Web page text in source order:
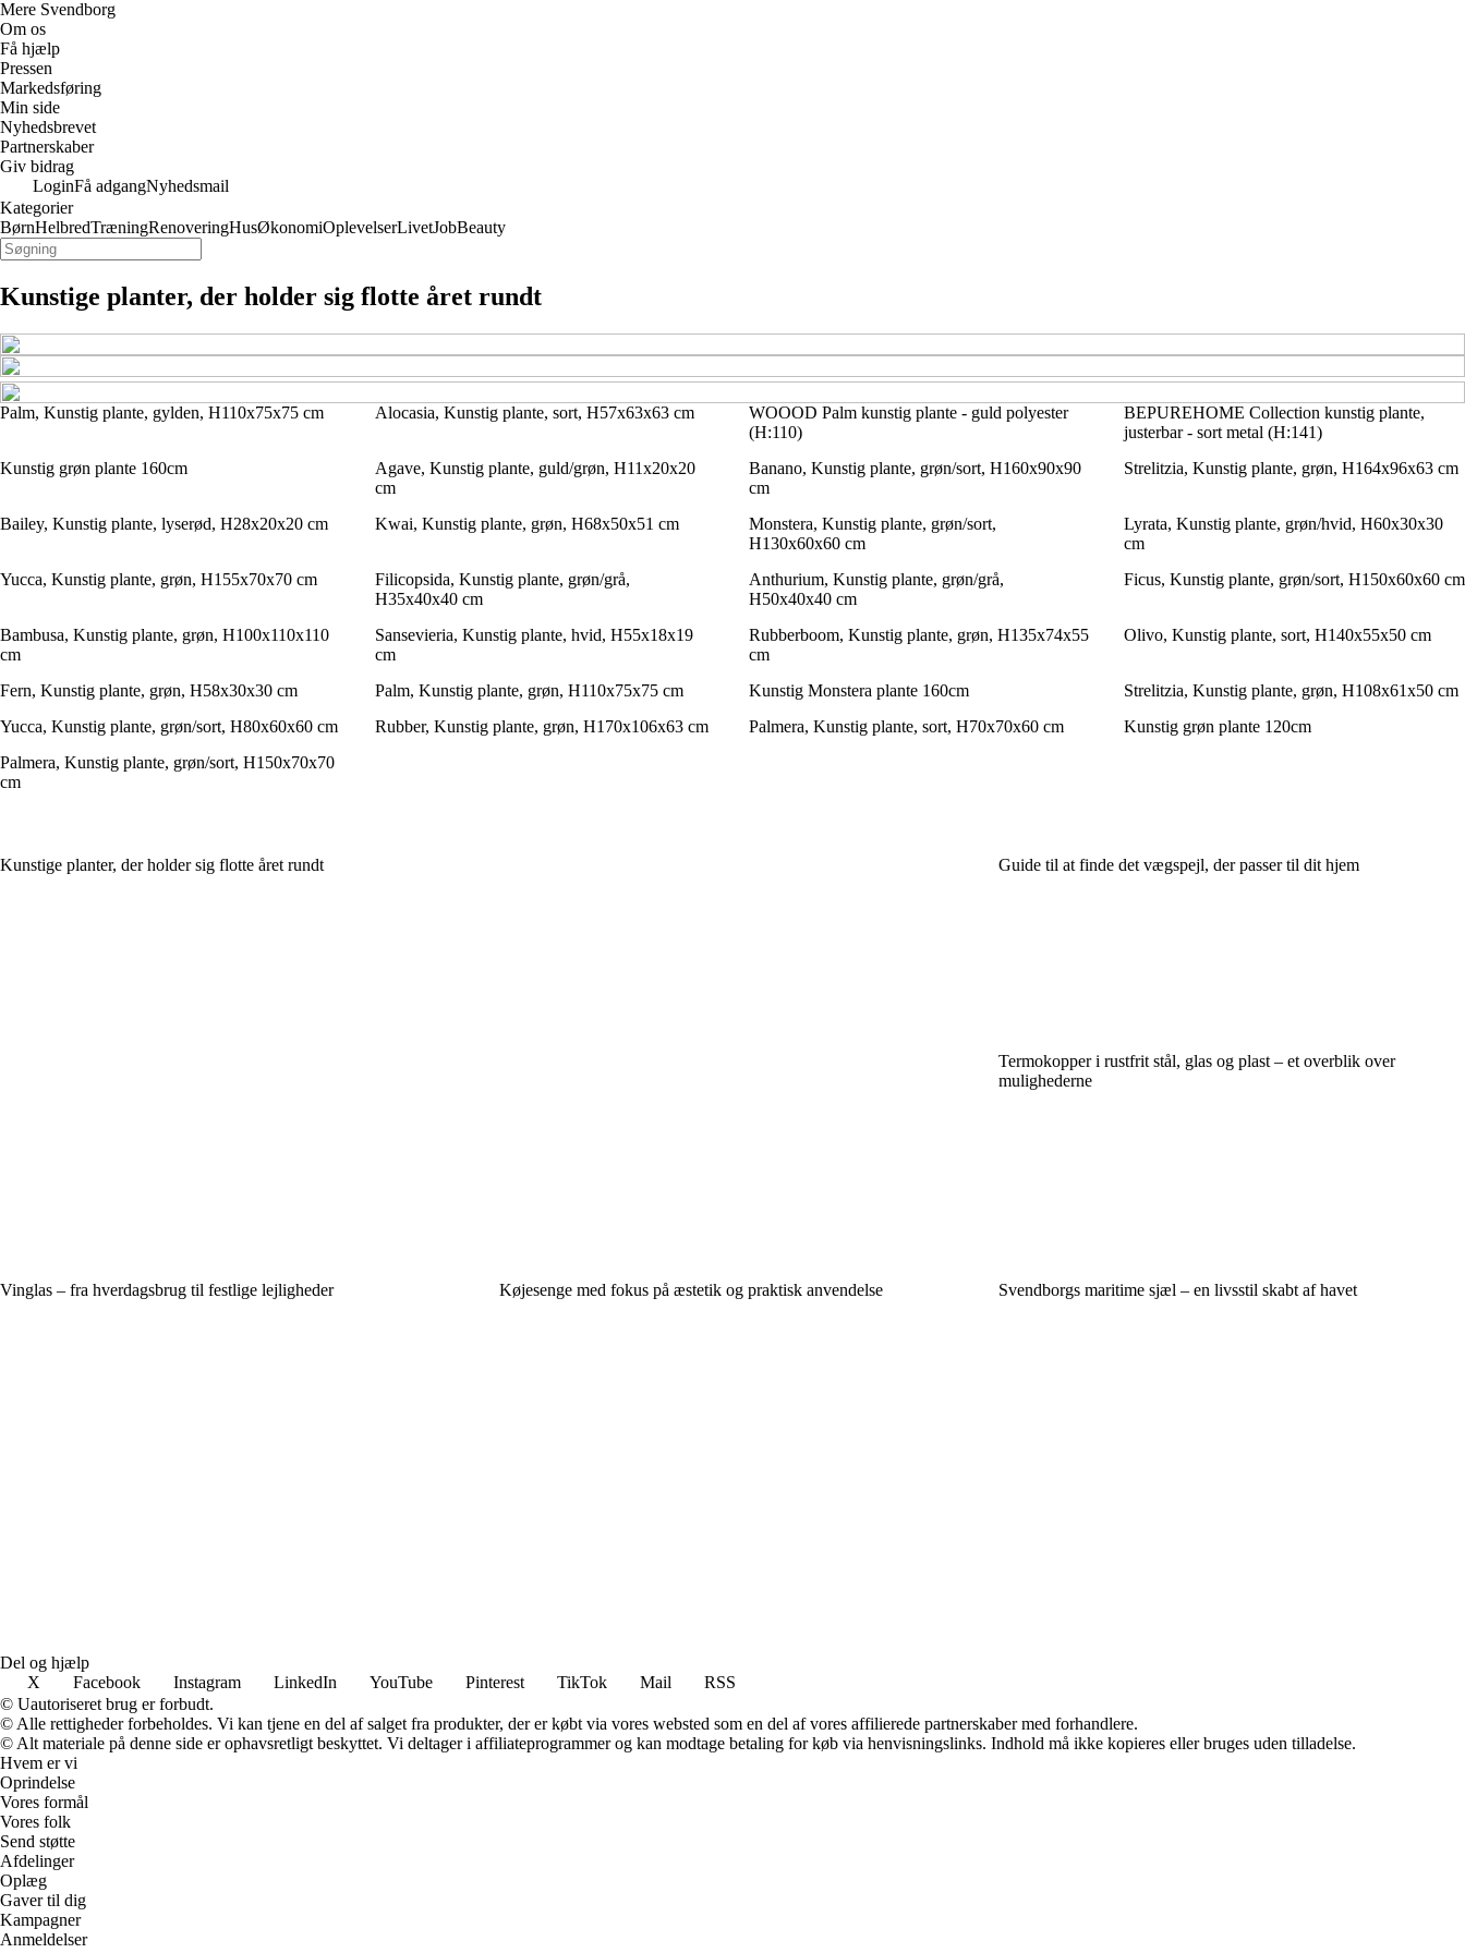
Mere Svendborg
Om os
Få hjælp
Pressen
Markedsføring
Min side
Nyhedsbrevet
Partnerskaber
Giv bidrag
LoginFå adgangNyhedsmail
Kategorier
BørnHelbredTræningRenoveringHusØkonomiOplevelserLivetJobBeauty
Kunstige planter, der holder sig flotte året rundt
Palm, Kunstig plante, gylden, H110x75x75 cm Alocasia, Kunstig plante, sort, H57x63x63 cm
WOOOD Palm kunstig plante - guld polyester
(H:110)
BEPUREHOME Collection kunstig plante,
justerbar - sort metal (H:141)
Kunstig grøn plante 160cm
Agave, Kunstig plante, guld/grøn, H11x20x20
cm
Banano, Kunstig plante, grøn/sort, H160x90x90
cm
Strelitzia, Kunstig plante, grøn, H164x96x63 cm
Bailey, Kunstig plante, lyserød, H28x20x20 cm Kwai, Kunstig plante, grøn, H68x50x51 cm
Monstera, Kunstig plante, grøn/sort,
H130x60x60 cm
Lyrata, Kunstig plante, grøn/hvid, H60x30x30
cm
Yucca, Kunstig plante, grøn, H155x70x70 cm
Filicopsida, Kunstig plante, grøn/grå,
H35x40x40 cm
Anthurium, Kunstig plante, grøn/grå,
H50x40x40 cm
Ficus, Kunstig plante, grøn/sort, H150x60x60 cm
Bambusa, Kunstig plante, grøn, H100x110x110
cm
Sansevieria, Kunstig plante, hvid, H55x18x19
cm
Rubberboom, Kunstig plante, grøn, H135x74x55
cm
Olivo, Kunstig plante, sort, H140x55x50 cm
Fern, Kunstig plante, grøn, H58x30x30 cm Palm, Kunstig plante, grøn, H110x75x75 cm Kunstig Monstera plante 160cm
Strelitzia, Kunstig plante, grøn, H108x61x50 cm
Yucca, Kunstig plante, grøn/sort, H80x60x60 cm
Rubber, Kunstig plante, grøn, H170x106x63 cm Palmera, Kunstig plante, sort, H70x70x60 cm
Kunstig grøn plante 120cm
Palmera, Kunstig plante, grøn/sort, H150x70x70
cm
Kunstige planter, der holder sig flotte året rundt Guide til at finde det vægspejl, der passer til dit hjem
Termokopper i rustfrit stål, glas og plast – et overblik over
mulighederne
Vinglas – fra hverdagsbrug til festlige lejligheder Køjesenge med fokus på æstetik og praktisk anvendelse Svendborgs maritime sjæl – en livsstil skabt af havet
Del og hjælp
X
Facebook Instagram LinkedIn YouTube Pinterest TikTok Mail
RSS
© Uautoriseret brug er forbudt.
© Alle rettigheder forbeholdes. Vi kan tjene en del af salget fra produkter, der er købt via vores websted som en del af vores affilierede partnerskaber med forhandlere.
© Alt materiale på denne side er ophavsretligt beskyttet. Vi deltager i affiliateprogrammer og kan modtage betaling for køb via henvisningslinks. Indhold må ikke kopieres eller bruges uden tilladelse.
Hvem er vi
Oprindelse
Vores formål
Vores folk
Send støtte
Afdelinger
Oplæg
Gaver til dig
Kampagner
Anmeldelser